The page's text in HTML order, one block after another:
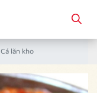
Cá lăn kho